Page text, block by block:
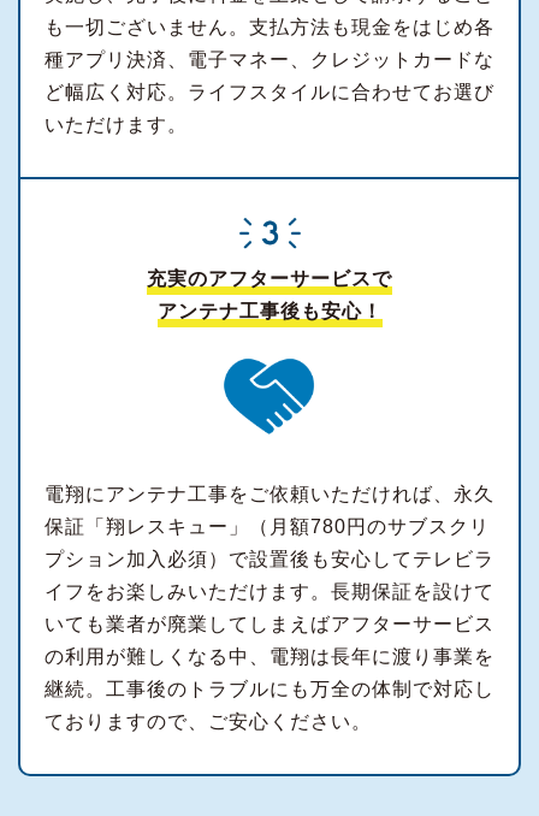
も一切ございません。支払方法も現金をはじめ各
種アプリ決済、電子マネー、クレジットカードな
ど幅広く対応。ライフスタイルに合わせてお選び
いただけます。
充実のアフターサービスで
アンテナ工事後も安心！
電翔にアンテナ工事をご依頼いただければ、永久
保証「翔レスキュー」（月額780円のサブスクリ
プション加入必須）で設置後も安心してテレビラ
イフをお楽しみいただけます。長期保証を設けて
いても業者が廃業してしまえばアフターサービス
の利用が難しくなる中、電翔は長年に渡り事業を
継続。工事後のトラブルにも万全の体制で対応し
ておりますので、ご安心ください。